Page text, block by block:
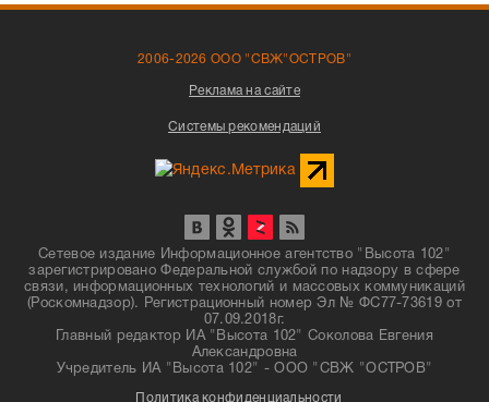
2006-2026 ООО "СВЖ"ОСТРОВ"
Реклама на сайте
Системы рекомендаций
Сетевое издание Информационное агентство "Высота 102"
зарегистрировано Федеральной службой по надзору в сфере
связи, информационных технологий и массовых коммуникаций
(Роскомнадзор). Регистрационный номер Эл № ФС77-73619 от
07.09.2018г.
Главный редактор ИА "Высота 102" Соколова Евгения
Александровна
Учредитель ИА "Высота 102" - ООО "СВЖ "ОСТРОВ"
Политика конфиденциальности